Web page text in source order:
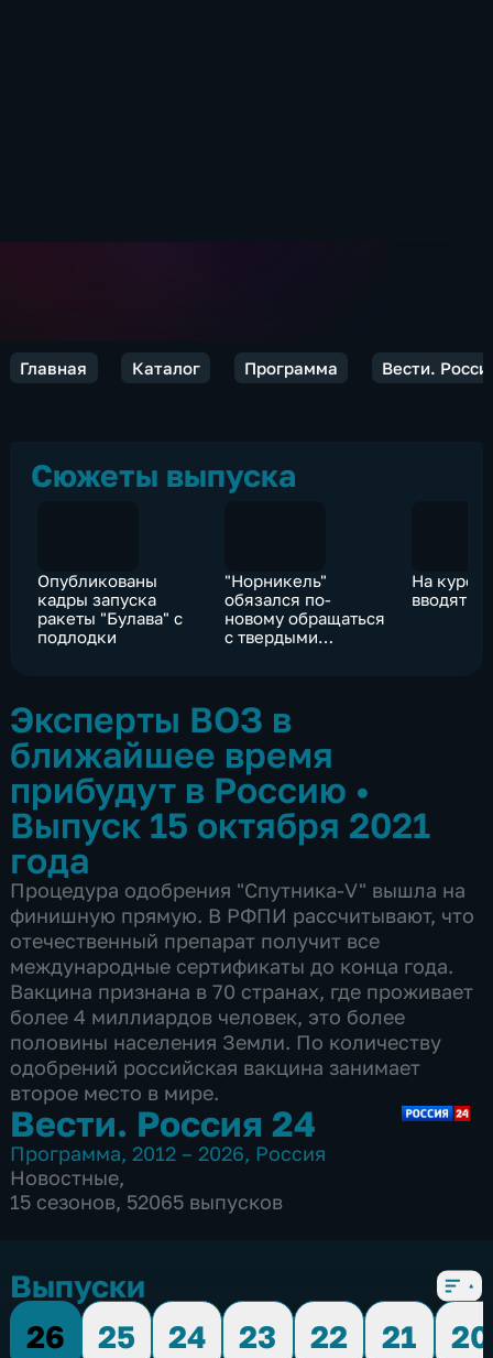
Главная Каталог Программа Вести.
Сюжеты выпуска
Опубликованы
кадры запуска
ракеты "Булава" с
подлодки
"Норникель"
обязался по-
новому обращаться
с твердыми
На
вводят
Эксперты ВОЗ в
ближайшее время
прибудут в Россию •
Выпуск 15 октября 2021
года
Процедура одобрения "Спутника-V" вышла на
финишную прямую. В РФПИ рассчитывают, что
отечественный препарат получит все
международные сертификаты до конца года.
Вакцина признана в 70 странах, где проживает
более 4 миллиардов человек, это более
половины населения Земли. По количеству
одобрений российская вакцина занимает
второе место в мире.
Вести. Россия 24
Программа, 2012 – 2026, Россия
Новостные,
15 сезонов, 52065 выпусков
Выпуски
26
25 24 23 22 21
20